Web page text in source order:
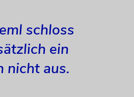
schloss
ein
nicht aus.